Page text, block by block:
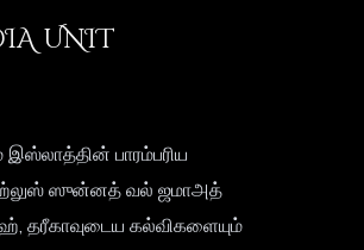
UNIT
பாரம்பரிய
ஸுன்னத் வல் ஜமாஅத்
தரீகாவுடைய கல்விகளையும்